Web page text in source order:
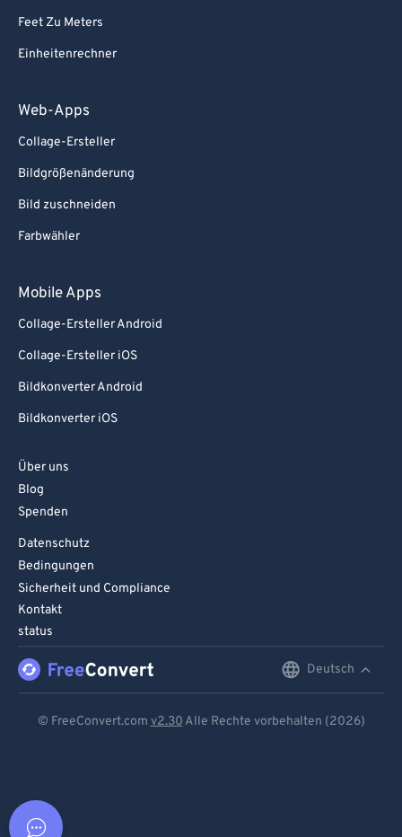
Feet Zu Meters
Einheitenrechner
Web-Apps
Collage-Ersteller
Bildgrößenänderung
Bild zuschneiden
Farbwähler
Mobile Apps
Collage-Ersteller Android
Collage-Ersteller iOS
Bildkonverter Android
Bildkonverter iOS
Über uns
Blog
Spenden
Datenschutz
Bedingungen
Sicherheit und Compliance
Kontakt
status
Deutsch
© FreeConvert.com v2.30 Alle Rechte vorbehalten (2026)